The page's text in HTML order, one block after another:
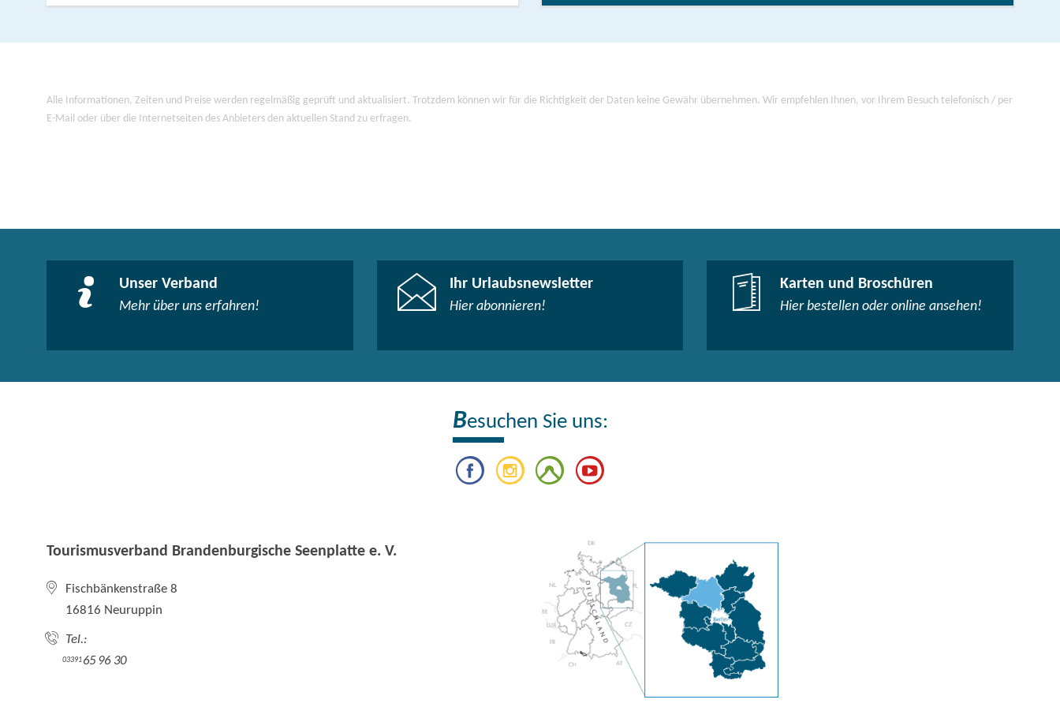
Gutspark Köpernitz
Kloster Lindow mit "Garten des Buches"
Alle Informationen, Zeiten und Preise werden regelmäßig geprüft und aktualisiert. Trotzdem können wir für die Richtigkeit der Daten keine Gewähr übernehmen. Wir empfehlen Ihnen, vor Ihrem Besuch telefonisch / per
E-Mail oder über die Internetseiten des Anbieters den aktuellen Stand zu erfragen.
Unser Verband
Mehr über uns erfahren!
Ihr Urlaubsnewsletter
Hier abonnieren!
Karten und Broschüren
Hier bestellen oder online ansehen!
Besuchen Sie uns:
Tourismusverband Brandenburgische Seenplatte e. V.
Fischbänkenstraße 8
16816 Neuruppin
Tel.:
0339165 96 30